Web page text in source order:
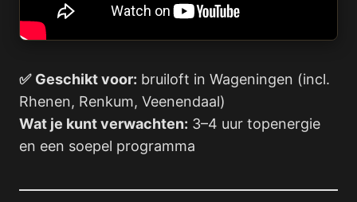
✅ Geschikt voor: bruiloft in Wageningen (incl.
Rhenen, Renkum, Veenendaal)
Wat je kunt verwachten: 3–4 uur topenergie
en een soepel programma